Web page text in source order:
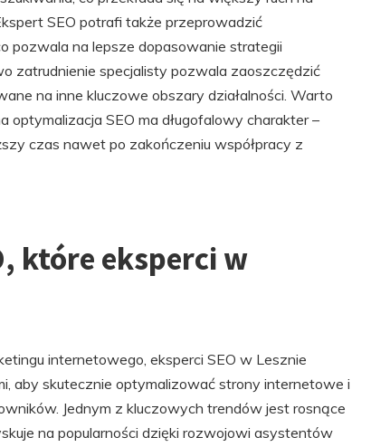
SEO potrafi także przeprowadzić
pozwala na lepsze dopasowanie strategii
zatrudnienie specjalisty pozwala zaoszczędzić
na inne kluczowe obszary działalności. Warto
SEO ma długofalowy charakter –
czas nawet po zakończeniu współpracy z
które eksperci w
internetowego, eksperci SEO w Lesznie
aby skutecznie optymalizować strony internetowe i
Jednym z kluczowych trendów jest rosnące
na popularności dzięki rozwojowi asystentów